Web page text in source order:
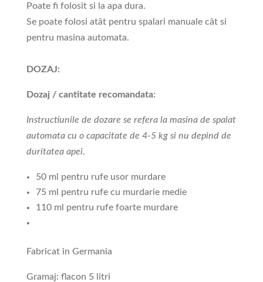
Poate fi folosit si la apa dura.
Se poate folosi atât pentru spalari manuale cât si
pentru masina automata.
DOZAJ:
Dozaj / cantitate recomandata:
Instructiunile de dozare se refera la masina de spalat
automata cu o capacitate de 4-5 kg si nu depind de
duritatea apei.
50 ml pentru rufe usor murdare
75 ml pentru rufe cu murdarie medie
110 ml pentru rufe foarte murdare
Fabricat in Germania
Gramaj: flacon 5 litri